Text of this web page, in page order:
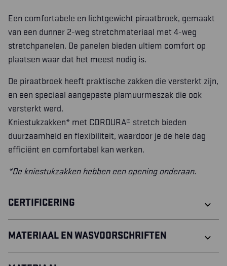
Een comfortabele en lichtgewicht piraatbroek, gemaakt
van een dunner 2-weg stretchmateriaal met 4-weg
stretchpanelen. De panelen bieden ultiem comfort op
plaatsen waar dat het meest nodig is.
De piraatbroek heeft praktische zakken die versterkt zijn,
en een speciaal aangepaste plamuurmeszak die ook
versterkt werd.
Kniestukzakken* met CORDURA® stretch bieden
duurzaamheid en flexibiliteit, waardoor je de hele dag
efficiënt en comfortabel kan werken.
*De kniestukzakken hebben een opening onderaan.
CERTIFICERING
MATERIAAL EN WASVOORSCHRIFTEN